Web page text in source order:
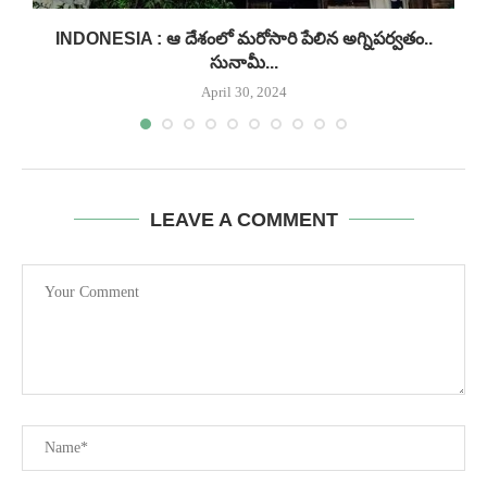
INDONESIA : ఆ దేశంలో మరోసారి పేలిన అగ్నిపర్వతం..
సునామీ...
April 30, 2024
LEAVE A COMMENT